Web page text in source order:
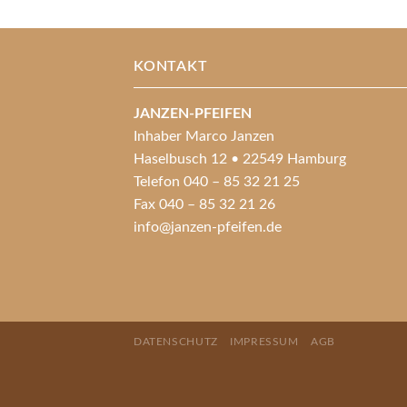
KONTAKT
JANZEN-PFEIFEN
Inhaber Marco Janzen
Haselbusch 12 • 22549 Hamburg
Telefon 040 – 85 32 21 25
Fax 040 – 85 32 21 26
info@janzen-pfeifen.de
DATENSCHUTZ IMPRESSUM AGB